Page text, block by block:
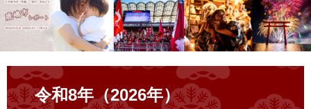
本
文
令和8年（2026年）